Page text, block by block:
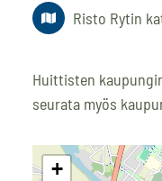
Risto Rytin
Huittisten
seurata myös
+